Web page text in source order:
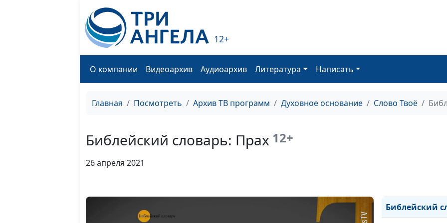
12+
О компании Видеоархив Аудиоархив Литература Написать
Главная Посмотреть Архив ТВ программ Духовное основание Слово Твоё
Библейский словарь: Прах 12+
26 апреля 2021
Библейский
человек
Библейский
Библейский
Библейский